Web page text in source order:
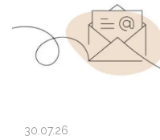
30.07.26